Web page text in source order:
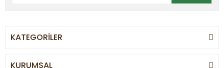
KATEGORİLER
KURUMSAL